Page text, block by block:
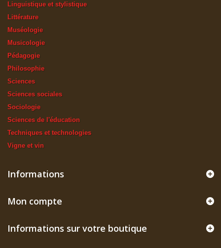
Linguistique et stylistique
Littérature
Muséologie
Musicologie
Pédagogie
Philosophie
Sciences
Sciences sociales
Sociologie
Sciences de l'éducation
Techniques et technologies
Vigne et vin
Informations
Mon compte
Informations sur votre boutique